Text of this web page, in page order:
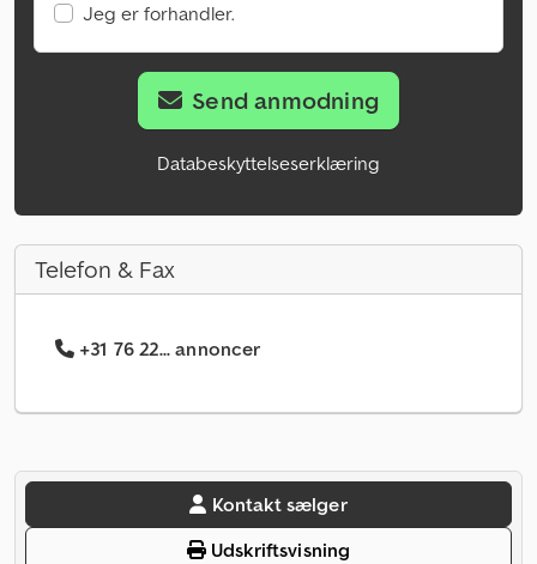
Jeg er forhandler.
Send anmodning
Databeskyttelseserklæring
Telefon & Fax
+31 76 22... annoncer
Kontakt sælger
Udskriftsvisning